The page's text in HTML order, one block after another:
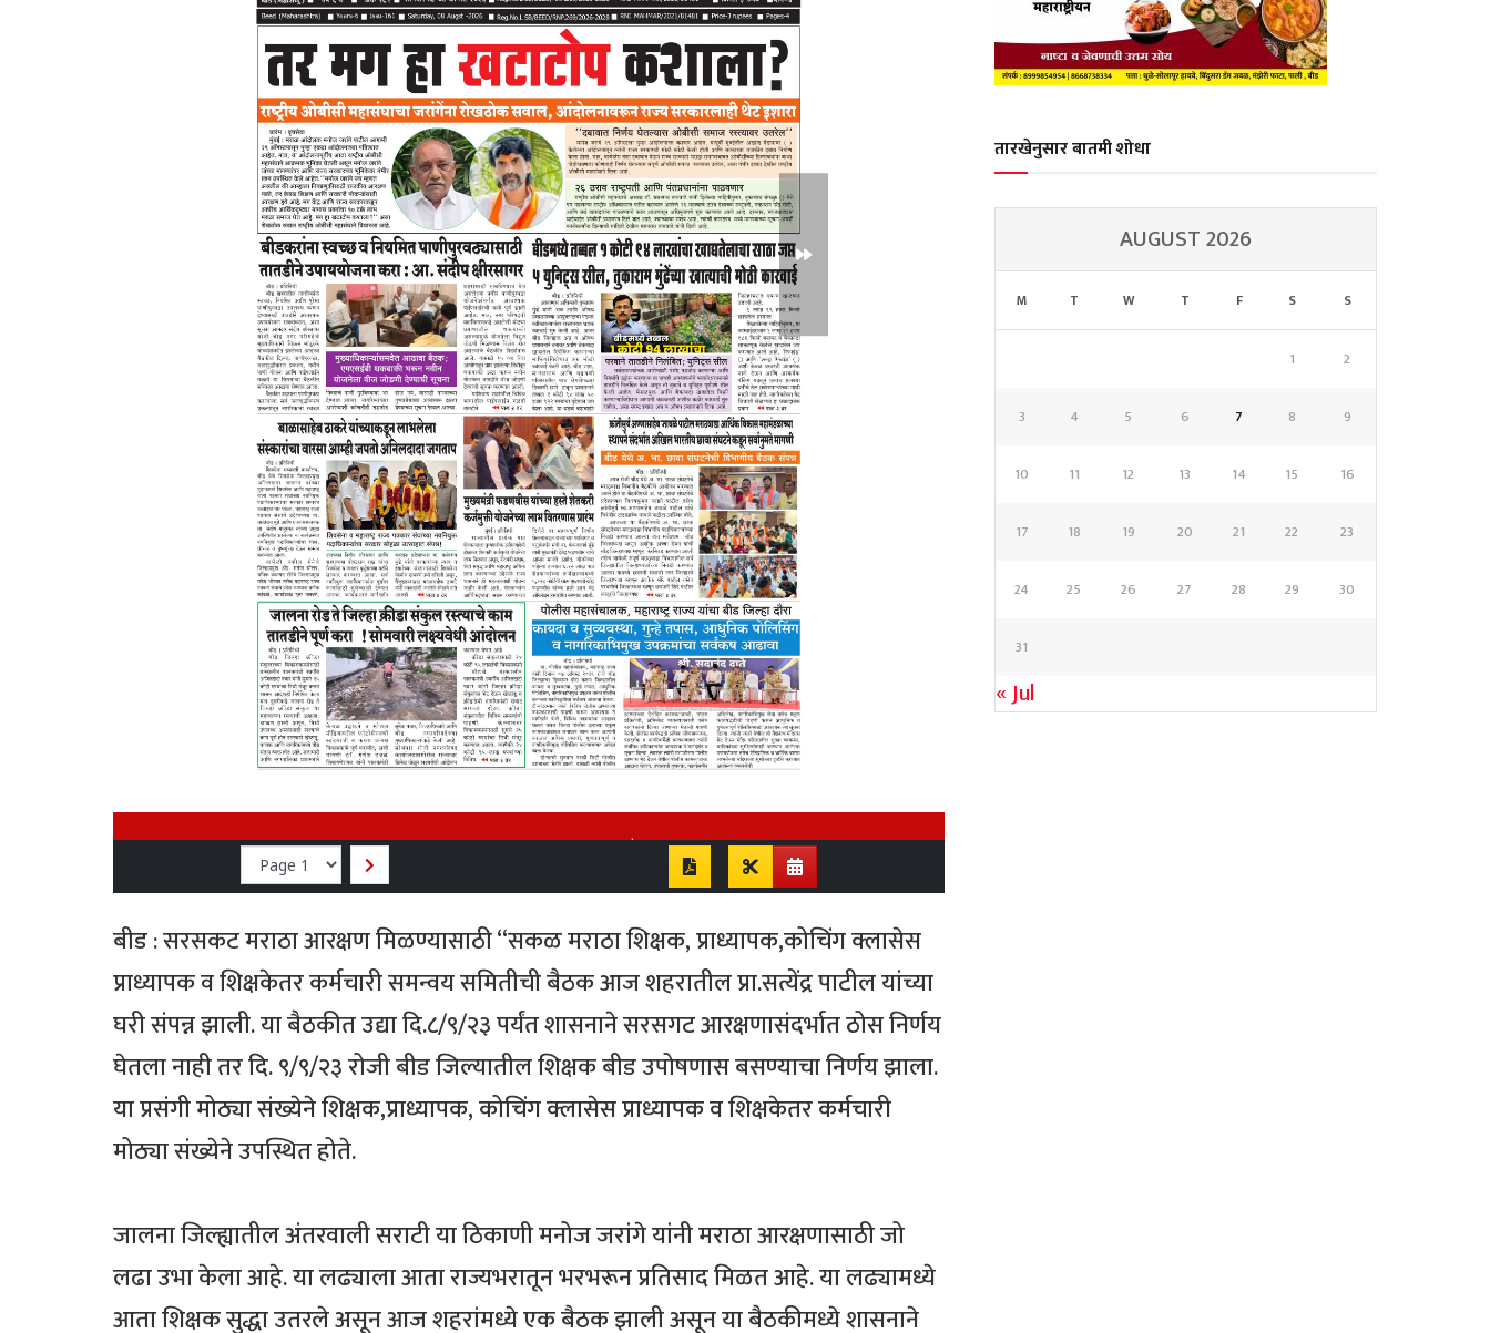
बीड : सरसकट मराठा आरक्षण मिळण्यासाठी “सकळ मराठा शिक्षक, प्राध्यापक,कोचिंग क्लासेस
प्राध्यापक व शिक्षकेतर कर्मचारी समन्वय समितीची बैठक आज शहरातील प्रा.सत्येंद्र पाटील यांच्या
घरी संपन्न झाली. या बैठकीत उद्या दि.८/९/२३ पर्यंत शासनाने सरसगट आरक्षणासंदर्भात ठोस निर्णय
घेतला नाही तर दि. ९/९/२३ रोजी बीड जिल्यातील शिक्षक बीड उपोषणास बसण्याचा निर्णय झाला.
या प्रसंगी मोठ्या संख्येने शिक्षक,प्राध्यापक, कोचिंग क्लासेस प्राध्यापक व शिक्षकेतर कर्मचारी
मोठ्या संख्येने उपस्थित होते.
जालना जिल्ह्यातील अंतरवाली सराटी या ठिकाणी मनोज जरांगे यांनी मराठा आरक्षणासाठी जो
लढा उभा केला आहे. या लढ्याला आता राज्यभरातून भरभरून प्रतिसाद मिळत आहे. या लढ्यामध्ये
आता शिक्षक सुद्धा उतरले असून आज शहरांमध्ये एक बैठक झाली असून या बैठकीमध्ये शासनाने
तारखेनुसार बातमी शोधा
AUGUST 2026
M T W T F S S
1 2
3 4 5 6 7 8 9
10 11 12 13 14 15 16
17 18 19 20 21 22 23
24 25 26 27 28 29 30
31
« Jul